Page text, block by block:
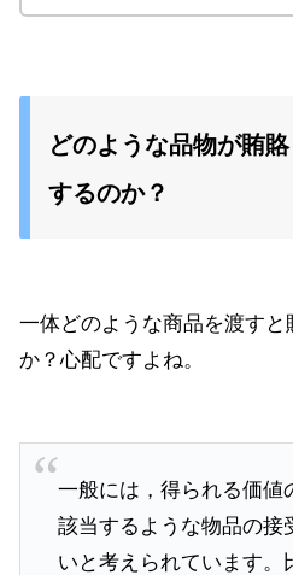
どのような品物が賄
するのか？
一体どのような商品を渡す
か？心配ですよね。
一般には，得られる価値
該当するような物品の接
いと考えられています。